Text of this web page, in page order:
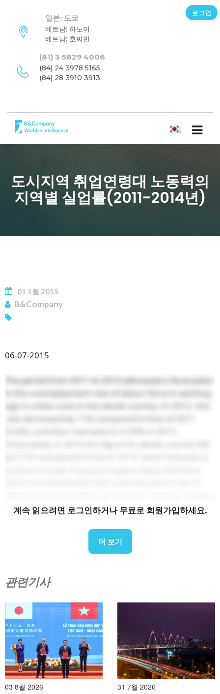
일본: 도쿄
베트남: 하노이
베트남: 호찌민
(81) 3 5829 4006
(84) 24 3978 5165
(84) 28 3910 3913
한국어
도시지역 취업연령대 노동력의
지역별 실업률(2011-2014년)
01 1월 2015
B&Company
06-07-2015
The period from 2011 to 2014 witnessed a fluctuation
in the unemployment rate of labour force in working
age in urban area in the whole country. In 2012, the
rate decreased by 11% compared to that of 2011
number 1 in 2013 and 2014. The rate for North
higher than that of the whole country, was on
downward trend of 0.1%/year since 2012.
계속 읽으려면 로그인하거나 무료로 회원가입하세요.
더 보기
관련기사
03 8월 2026 31 7월 2026
로그인
뉴스레터 구독